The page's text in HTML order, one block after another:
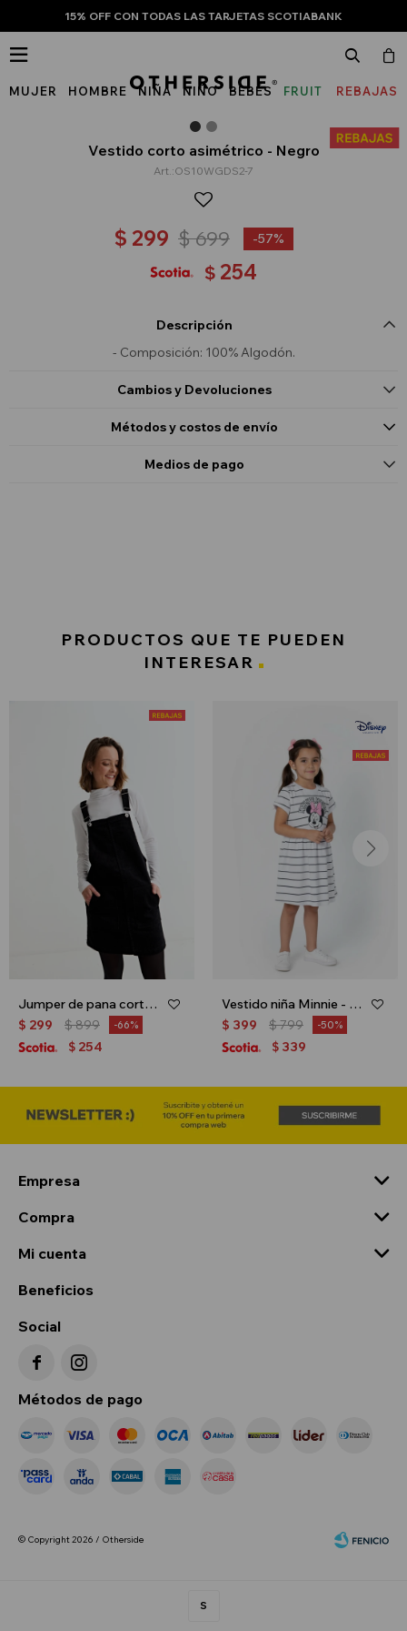
15% OFF CON TODAS LAS TARJETAS SCOTIABANK
MUJER HOMBRE NIÑA NIÑO BEBÉS
FRUIT
THE
REBAJAS

Vestido corto asimétrico - Negro
OS10WGDS2-7
$ 299 $699 57
$ 254
S
Descripción
- Composición: 100% Algodón.
Cambios y Devoluciones
Métodos y costos de envío
Medios de pago
PRODUCTOS QUE TE PUEDEN
INTERESAR
Jumper de pana corta - Negro
$ 299 $899 66
$ 254
Vestido niña Minnie - Blanco
$ 399 $799 50
$ 339
Empresa
Compra
Mi cuenta
Beneficios
Social
 
Métodos de pago
© Copyright 2026 / Otherside